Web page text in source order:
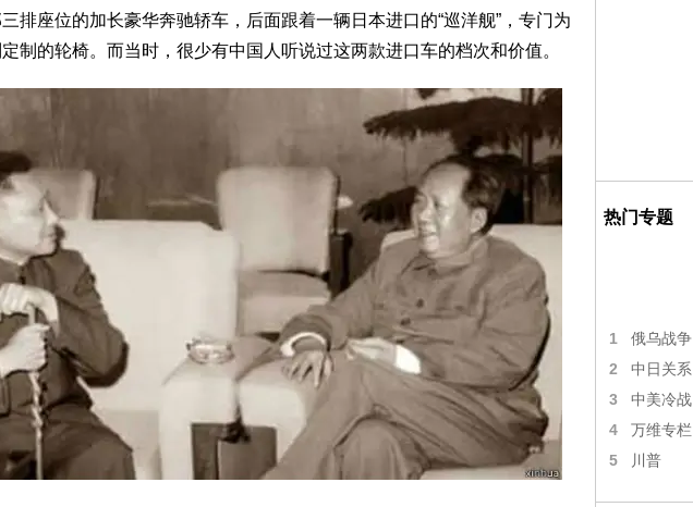
排座位的加长豪华奔驰轿车，后面跟着一辆日本进口的“巡洋舰”，专门为
制的轮椅。而当时，很少有中国人听说过这两款进口车的档次和价值。
热门专题
1 俄乌战争
2 中日关系
3 中美冷战
4 万维专栏
5 川普